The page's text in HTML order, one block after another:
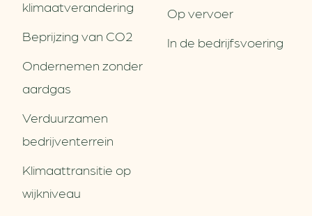
klimaatverandering
Beprijzing van CO2
Ondernemen zonder
aardgas
Verduurzamen
bedrijventerrein
Klimaattransitie op
wijkniveau
Op vervoer
In de bedrijfsvoering